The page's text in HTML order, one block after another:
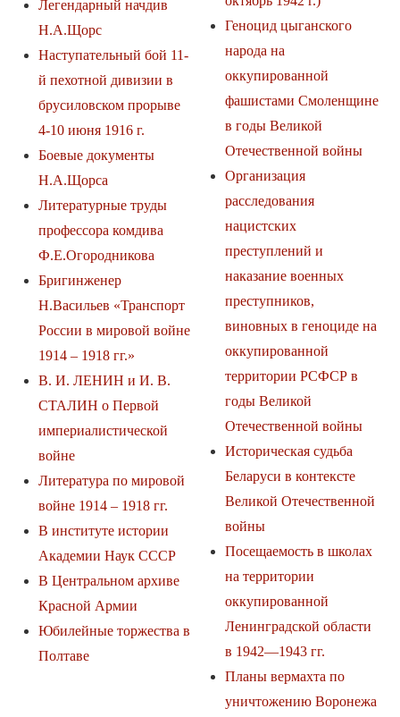
Легендарный начдив
Н.А.Щорс
Наступательный бой 11-
й пехотной дивизии в
брусиловском прорыве
4-10 июня 1916 г.
Боевые документы
Н.А.Щорса
Литературные труды
профессора комдива
Ф.Е.Огородникова
Бригинженер
Н.Васильев «Транспорт
России в мировой войне
1914 – 1918 гг.»
В. И. ЛЕНИН и И. В.
СТАЛИН о Первой
империалистической
войне
Литература по мировой
войне 1914 – 1918 гг.
В институте истории
Академии Наук СССР
В Центральном архиве
Красной Армии
Юбилейные торжества в
Полтаве
Геноцид цыганского
народа на
оккупированной
фашистами Смоленщине
в годы Великой
Отечественной войны
Организация
расследования
нацистских
преступлений и
наказание военных
преступников,
виновных в геноциде на
оккупированной
территории РСФСР в
годы Великой
Отечественной войны
Историческая судьба
Беларуси в контексте
Великой Отечественной
войны
Посещаемость в школах
на территории
оккупированной
Ленинградской области
в 1942—1943 гг.
Планы вермахта по
уничтожению Воронежа